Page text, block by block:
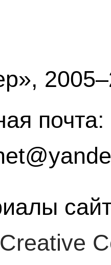
почта:
Creative